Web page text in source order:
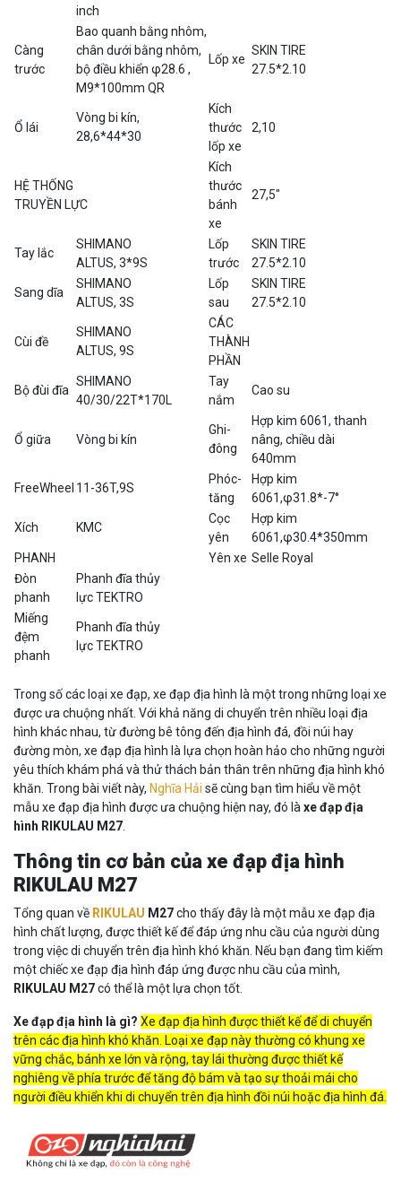
inch
Càng
trước
Bao quanh bằng nhôm,
chân dưới bằng nhôm,
bộ điều khiển φ28.6 ,
M9*100mm QR
Lốp xe
SKIN TIRE
27.5*2.10
Ổ lái
Vòng bi kín,
28,6*44*30
Kích
thước
lốp xe
2,10
HỆ THỐNG
TRUYỀN LỰC
Kích
thước
bánh
xe
27,5″
Tay lắc
SHIMANO
ALTUS, 3*9S
Lốp
trước
SKIN TIRE
27.5*2.10
Sang dĩa
SHIMANO
ALTUS, 3S
Lốp
sau
SKIN TIRE
27.5*2.10
Cùi đề
SHIMANO
ALTUS, 9S
CÁC
THÀNH
PHẦN
Bộ đùi đĩa
SHIMANO
40/30/22T*170L
Tay
nắm
Cao su
Ổ giữa Vòng bi kín
Ghi-
đông
Hợp kim 6061, thanh
nâng, chiều dài
640mm
FreeWheel 11-36T,9S
Phóc-
tăng
Hợp kim
6061,φ31.8*-7°
Xích KMC
Cọc
yên
Hợp kim
6061,φ30.4*350mm
PHANH
Yên xe Selle Royal
Đòn
phanh
Phanh đĩa thủy
lực TEKTRO
Miếng
đệm
phanh
Phanh đĩa thủy
lực TEKTRO
Trong số các loại xe đạp, xe đạp địa hình là một trong những loại xe
được ưa chuộng nhất. Với khả năng di chuyển trên nhiều loại địa
hình khác nhau, từ đường bê tông đến địa hình đá, đồi núi hay
đường mòn, xe đạp địa hình là lựa chọn hoàn hảo cho những người
yêu thích khám phá và thử thách bản thân trên những địa hình khó
khăn. Trong bài viết này, Nghĩa Hải sẽ cùng bạn tìm hiểu về một
mẫu xe đạp địa hình được ưa chuộng hiện nay, đó là xe đạp địa
hình RIKULAU M27
Thông tin cơ bản của xe đạp địa hình
RIKULAU M27
Tổng quan về RIKULAU M27cho thấy đây là một mẫu xe đạp địa
hình chất lượng, được thiết kế để đáp ứng nhu cầu của người dùng
trong việc di chuyển trên địa hình khó khăn. Nếu bạn đang tìm kiếm
một chiếc xe đạp địa hình đáp ứng được nhu cầu của mình,
RIKULAU M27có thể là một lựa chọn tốt.
Xe đạp địa hình là gì? Xe đạp địa hình được thiết kế để di chuyển
trên các địa hình khó khăn. Loại xe đạp này thường có khung xe
vững chắc, bánh xe lớn và rộng, tay lái thường được thiết kế
nghiêng về phía trước để tăng độ bám và tạo sự thoải mái cho
người điều khiển khi di chuyển trên địa hình đồi núi hoặc địa hình đá.